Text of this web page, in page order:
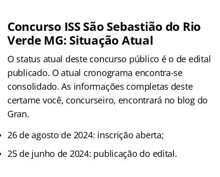
Concurso ISS São Sebastião do Rio
Verde MG: Situação Atual
O status atual deste concurso público é o de edital
publicado. O atual cronograma encontra-se
consolidado. As informações completas deste
certame você, concurseiro, encontrará no blog do
Gran.
26 de agosto de 2024: inscrição aberta;
25 de junho de 2024: publicação do edital.